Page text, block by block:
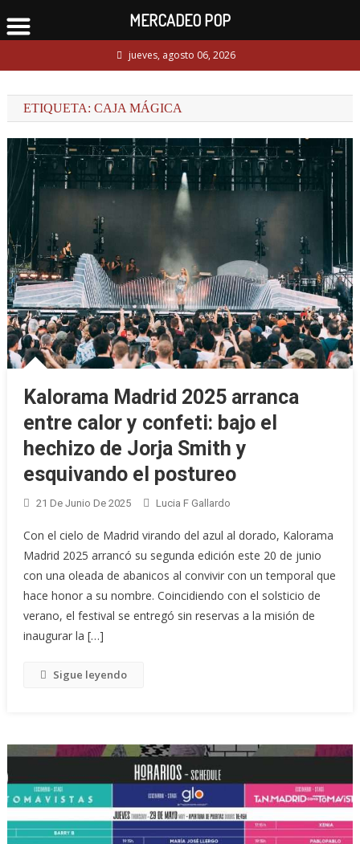
to
jueves, agosto 06, 2026
ETIQUETA: CAJA MÁGICA
Kalorama Madrid 2025 arranca
entre calor y confeti: bajo el
hechizo de Jorja Smith y
esquivando el postureo
21 De Junio De 2025 Lucia F Gallardo
Con el cielo de Madrid virando del azul al dorado, Kalorama
Madrid 2025 arrancó su segunda edición este 20 de junio
con una oleada de abanicos al convivir con un temporal que
hace honor a su nombre. Coincidiendo con el solsticio de
verano, el festival se entregó sin reservas a la misión de
inaugurar la […]
Sigue leyendo
MERCADEO POP